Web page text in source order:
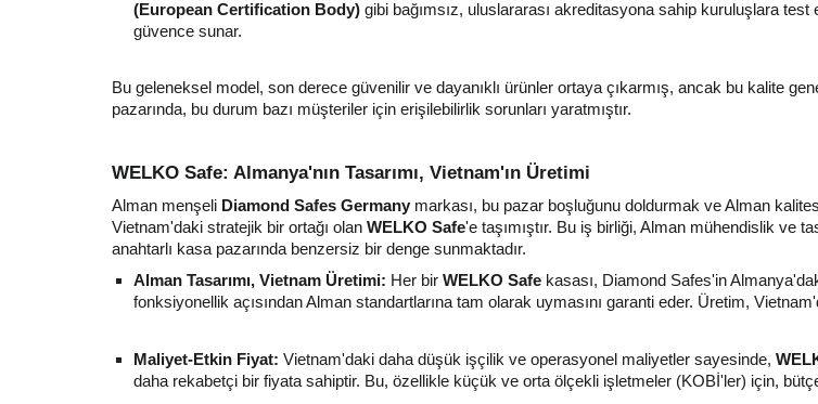
(European Certification Body)gibi bağımsız, uluslararası akreditasyona sahip kuruluşlara
güvence sunar.
Bu geleneksel model, son derece güvenilir ve dayanıklı ürünler ortaya çıkarmış, ancak bu kalite
pazarında, bu durum bazı müşteriler için erişilebilirlik sorunları yaratmıştır.
WELKO Safe: Almanya'nın Tasarımı, Vietnam'ın Üretimi
Alman menşeli Diamond Safes Germanymarkası, bu pazar boşluğunu doldurmak ve Alman
Vietnam'daki stratejik bir ortağı olan WELKO Safe'e taşımıştır. Bu iş birliği, Alman mühendislik ve
anahtarlı kasa pazarında benzersiz bir denge sunmaktadır.
Alman Tasarımı, Vietnam Üretimi: Her bir WELKO Safekasası, Diamond Safes'in
fonksiyonellik açısından Alman standartlarına tam olarak uymasını garanti eder. Üretim,
Maliyet-Etkin Fiyat: Vietnam'daki daha düşük işçilik ve operasyonel maliyetler sayesinde,
daha rekabetçi bir fiyata sahiptir. Bu, özellikle küçük ve orta ölçekli işletmeler (KOBİ'ler) için,